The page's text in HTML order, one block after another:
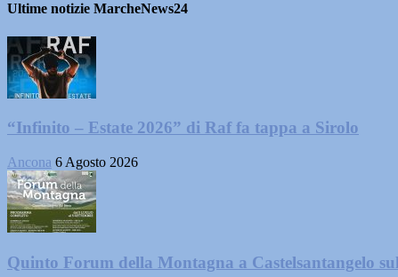
Ultime notizie MarcheNews24
“Infinito – Estate 2026” di Raf fa tappa a Sirolo
Ancona 6 Agosto 2026
Quinto Forum della Montagna a Castelsantangelo